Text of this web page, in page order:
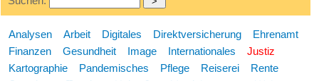
Analysen Arbeit Digitales Direktversicherung
Ehrenamt
Finanzen
Gesundheit Image Internationales
Justiz
Kartographie
Pandemisches Pflege Reiserei
Rente